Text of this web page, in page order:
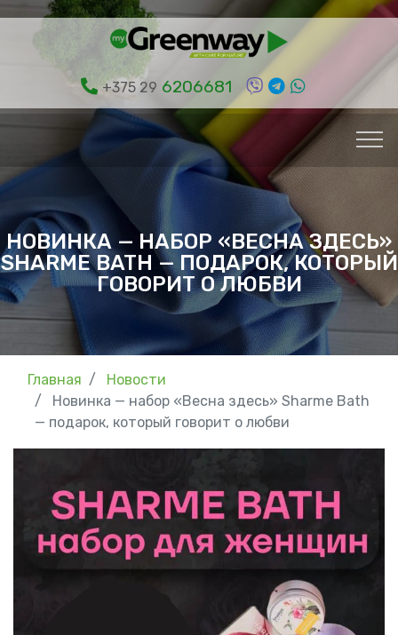
+375 29 6206681
НОВИНКА — НАБОР «ВЕСНА ЗДЕСЬ»
SHARME BATH — ПОДАРОК, КОТОРЫЙ
ГОВОРИТ О ЛЮБВИ
Главная
Новости
Новинка — набор «Весна здесь» Sharme Bath
— подарок, который говорит о любви